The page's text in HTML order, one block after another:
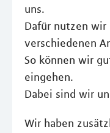
uns.
Dafür nutzen
verschiedenen
So können wir
eingehen.
Dabei sind wir
Wir haben